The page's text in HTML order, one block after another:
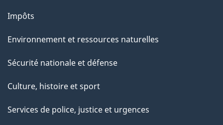
Impôts
Environnement et ressources naturelles
Sécurité nationale et défense
Culture, histoire et sport
Services de police, justice et urgences